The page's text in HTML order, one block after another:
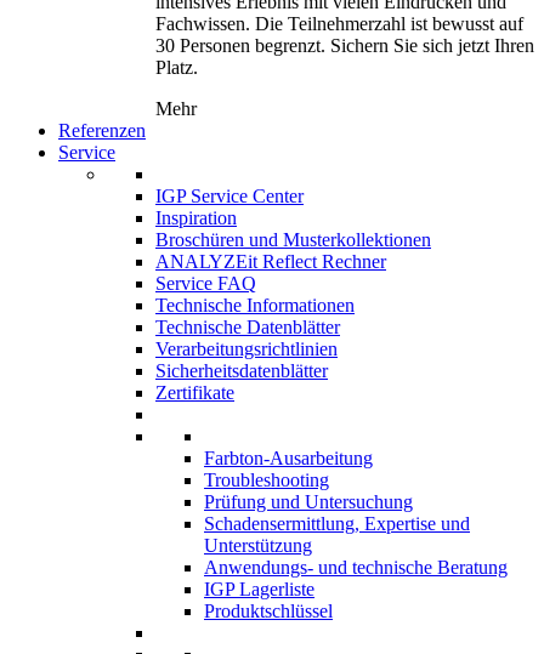
Fachwissen. Die Teilnehmerzahl ist bewusst auf
30 Personen begrenzt. Sichern Sie sich jetzt Ihren
Platz.
Mehr
Referenzen
Service
IGP Service Center
Inspiration
Broschüren und Musterkollektionen
ANALYZEit Reflect Rechner
Service FAQ
Technische Informationen
Technische Datenblätter
Verarbeitungsrichtlinien
Sicherheitsdatenblätter
Zertifikate
Farbton-Ausarbeitung
Troubleshooting
Prüfung und Untersuchung
Schadensermittlung, Expertise und
Unterstützung
Anwendungs- und technische Beratung
IGP Lagerliste
Produktschlüssel